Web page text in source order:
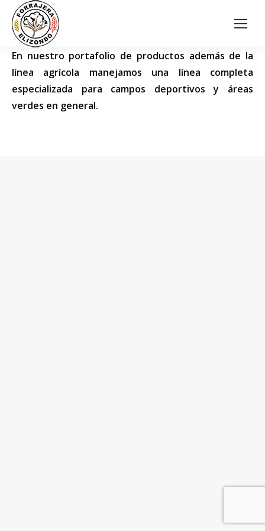
En nuestro portafolio de productos además de la
línea agrícola manejamos una línea completa
especializada para campos deportivos y áreas
verdes en general.